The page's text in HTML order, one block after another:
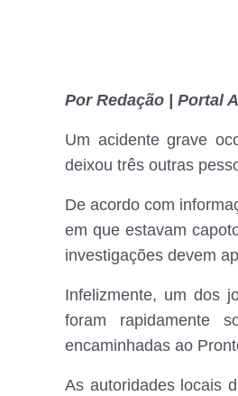
Por Redação | Portal
Um acidente grave
deixou três outras
De acordo com
em que estavam
investigações devem
Infelizmente, um dos
foram rapidamente
encaminhadas ao
As autoridades locais